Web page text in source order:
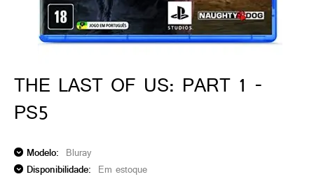
THE LAST OF US: PART 1 -
PS5
Modelo: Bluray
Disponibilidade: Em estoque